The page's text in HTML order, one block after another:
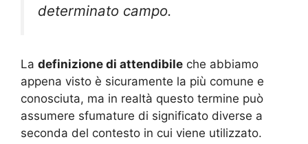
determinato campo.
La definizione di attendibile che abbiamo
appena visto è sicuramente la più comune e
conosciuta, ma in realtà questo termine può
assumere sfumature di significato diverse a
seconda del contesto in cui viene utilizzato.